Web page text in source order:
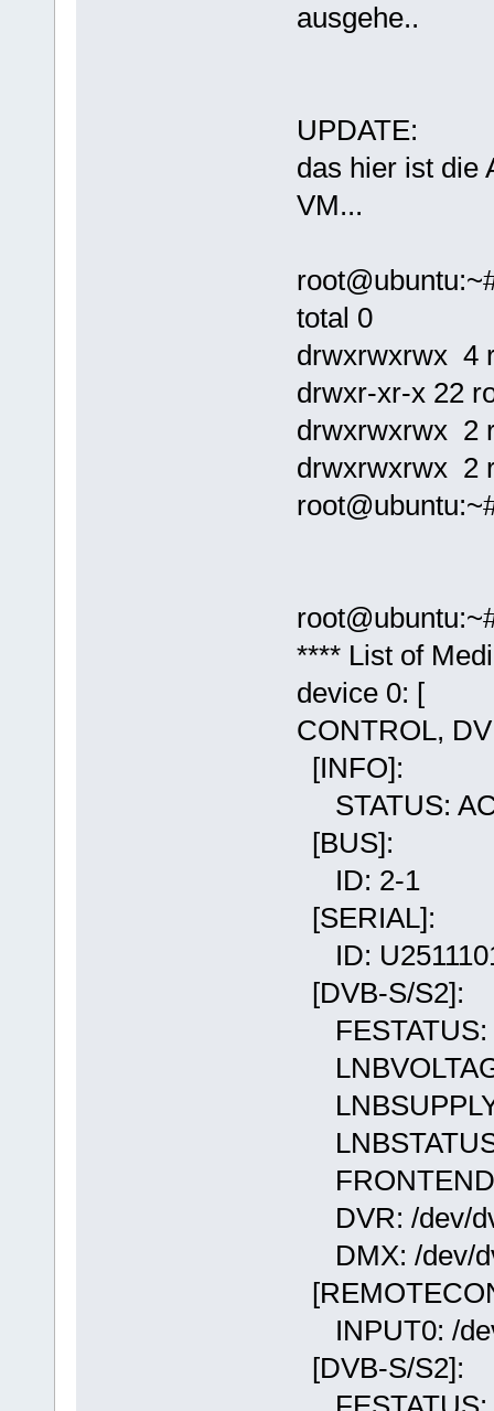
ausgehe..
UPDATE:
das hier ist die
VM...
total 0
drwxrwxrwx 4
drwxr-xr-x 22
drwxrwxrwx 2
drwxrwxrwx 2
**** List of
device 0: [
CONTROL,
[INFO]:
STATUS:
[BUS]:
ID: 2-1
[SERIAL]:
ID:
[DVB-S/S2]:
FESTATUS:
FRONTEND:
DVR: /dev/
DMX: /dev/
INPUT0: /
[DVB-S/S2]: